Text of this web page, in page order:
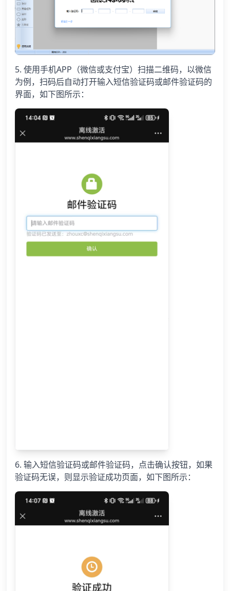
5. 使用手机APP（微信或支付宝）扫描二维码，以微信
为例，扫码后自动打开输入短信验证码或邮件验证码的
界面，如下图所示：
6. 输入短信验证码或邮件验证码，点击确认按钮，如果
验证码无误，则显示验证成功页面，如下图所示：